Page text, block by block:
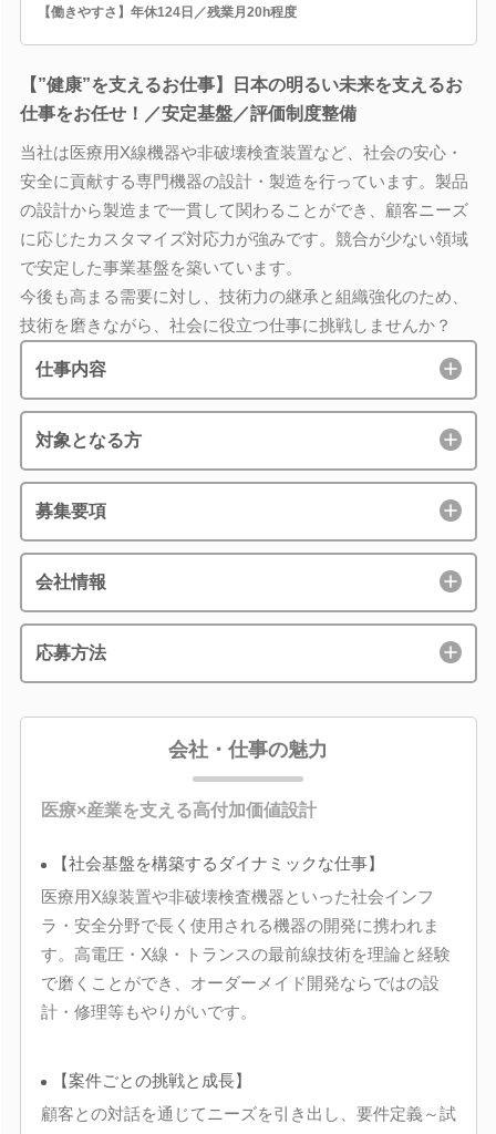
【働きやすさ】年休124日／残業月20h程度
【”健康”を支えるお仕事】日本の明るい未来を支えるお
仕事をお任せ！／安定基盤／評価制度整備
当社は医療用X線機器や非破壊検査装置など、社会の安心・
安全に貢献する専門機器の設計・製造を行っています。製品
の設計から製造まで一貫して関わることができ、顧客ニーズ
に応じたカスタマイズ対応力が強みです。競合が少ない領域
で安定した事業基盤を築いています。
今後も高まる需要に対し、技術力の継承と組織強化のため、
技術を磨きながら、社会に役立つ仕事に挑戦しませんか？
仕事内容
対象となる方
募集要項
会社情報
応募方法
会社・仕事の魅力
医療×産業を支える高付加価値設計
【社会基盤を構築するダイナミックな仕事】
医療用X線装置や非破壊検査機器といった社会インフ
ラ・安全分野で長く使用される機器の開発に携われま
す。高電圧・X線・トランスの最前線技術を理論と経験
で磨くことができ、オーダーメイド開発ならではの設
計・修理等もやりがいです。
【案件ごとの挑戦と成長】
顧客との対話を通じてニーズを引き出し、要件定義～試